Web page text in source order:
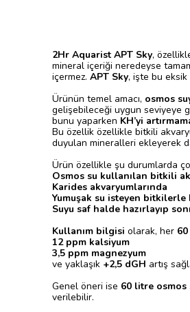
2Hr Aquarist APT Sky,
mineral içeriği neredeyse
içermez. APT Sky, işte bu eksik
Ürünün temel amacı, osmos
gelişebileceği uygun seviyeye
bunu yaparken KH’yi
Bu özellik özellikle bitkili
duyulan mineralleri ekleyerek
Ürün özellikle şu durumlarda
Osmos su kullanılan bitkili
Karides akvaryumlarında
Yumuşak su isteyen
Suyu saf halde hazırlayıp
Kullanım bilgisi olarak, her
12 ppm kalsiyum
3,5 ppm magnezyum
ve yaklaşık +2,5 dGH artış
Genel öneri ise 60 litre osmos
verilebilir.